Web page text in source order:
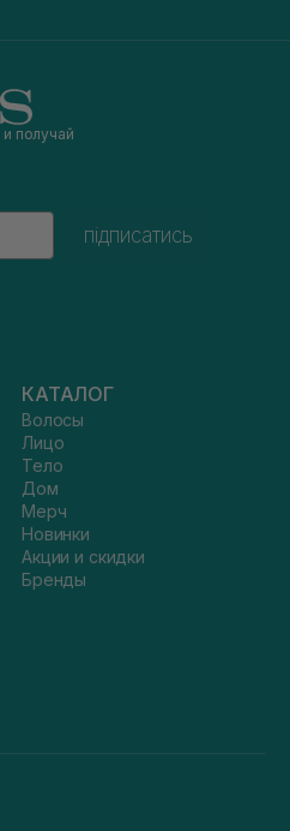
и получай
підписатись
КАТАЛОГ
Волосы
Лицо
Тело
Дом
Мерч
Новинки
Акции и скидки
Бренды